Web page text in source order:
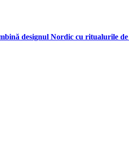
designul Nordic cu ritualurile